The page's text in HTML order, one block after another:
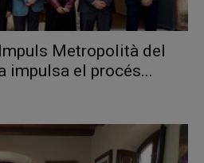
Metropolità del
impulsa el procés...